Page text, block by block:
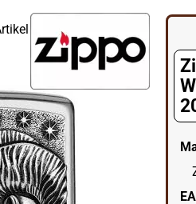
in dieser Kategorie